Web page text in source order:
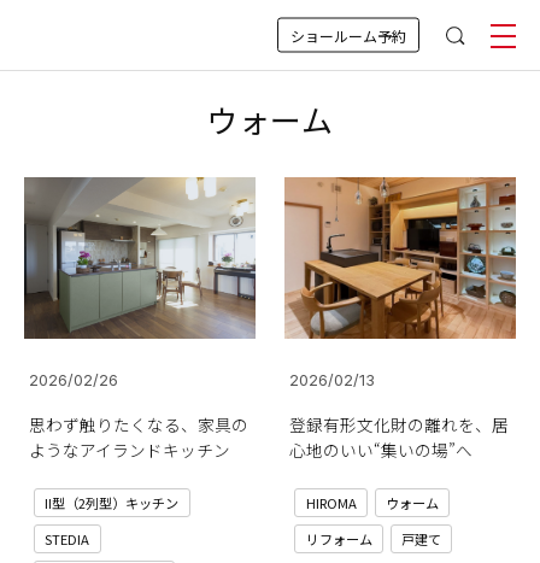
ショールーム予約
ウォーム
2026/02/26
思わず触りたくなる、家具の
ようなアイランドキッチン
II型（2列型）キッチン
STEDIA
2026/02/13
登録有形文化財の離れを、居
心地のいい“集いの場”へ
HIROMA
ウォーム
リフォーム
戸建て